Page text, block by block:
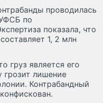
проводилась
по
показала, что
1, 2 млн
груз является его
грозит лишение
Контрабандный